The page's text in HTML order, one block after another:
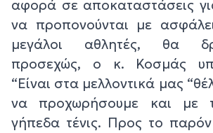
αφορά σε αποκαταστάσεις
να προπονούνται με
μεγάλοι αθλητές, θα
προσεχώς, ο κ. Κοσμάς
“Είναι στα μελλοντικά μας
να προχωρήσουμε και με
γήπεδα τένις. Προς το